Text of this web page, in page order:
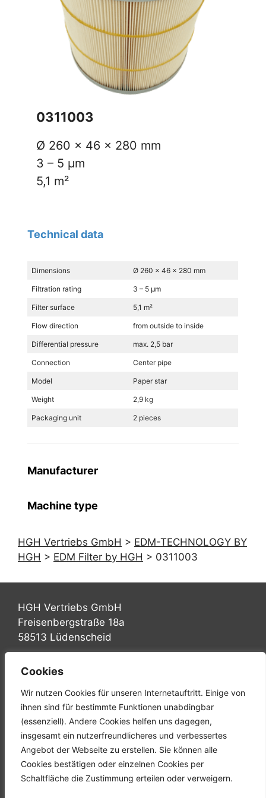
Cookies
Wir nutzen Cookies für unseren Internetauftritt. Einige von
ihnen sind für bestimmte Funktionen unabdingbar
(essenziell). Andere Cookies helfen uns dagegen,
insgesamt ein nutzerfreundlicheres und verbessertes
Angebot der Webseite zu erstellen. Sie können alle
Cookies bestätigen oder einzelnen Cookies per
Schaltfläche die Zustimmung erteilen oder verweigern.
0311003
Ø 260 x 46 x 280 mm
3 – 5 µm
5,1 m²
Technical data
Dimensions Ø 260 x 46 x 280 mm
Filtration rating 3 – 5 µm
Filter surface 5,1 m²
Flow direction from outside to inside
Differential pressure max. 2,5 bar
Connection Center pipe
Model Paper star
Weight 2,9 kg
Packaging unit 2 pieces
Manufacturer
Machine type
HGH Vertriebs GmbH > EDM-TECHNOLOGY BY
HGH > EDM Filter by HGH > 0311003
HGH Vertriebs GmbH
Freisenbergstraße 18a
58513 Lüdenscheid
Tel.: +49 (0) 2351 947570
Mail: info@hgh-luedenscheid.de
Startseite
Unternehmen
Karriere
Downloads